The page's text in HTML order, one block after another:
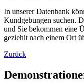
In unserer Datenbank
Kundgebungen suchen.
und Sie bekommen eine
geziehlt nach einem Ort
Zurück